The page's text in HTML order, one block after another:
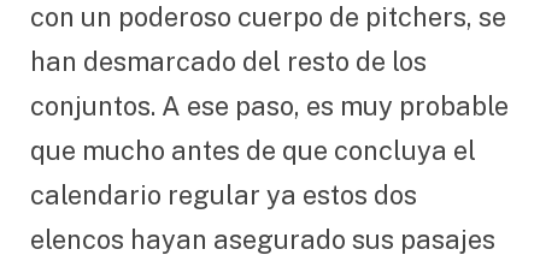
con un poderoso cuerpo de pitchers, se
han desmarcado del resto de los
conjuntos. A ese paso, es muy probable
que mucho antes de que concluya el
calendario regular ya estos dos
elencos hayan asegurado sus pasajes